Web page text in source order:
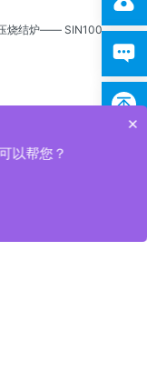
烧结炉—— SIN100
×
以帮您？